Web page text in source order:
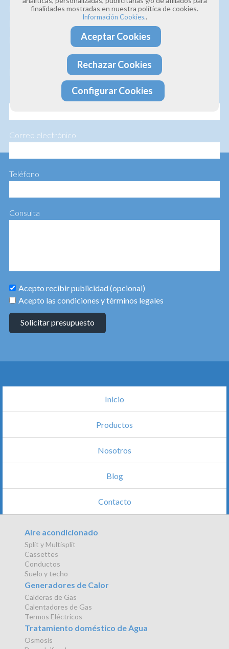
productos y servicios, así que si deseas que te
hagamos un presupuesto personalizado te lo
hacemos sin ningún compromiso.
Profesionalidad · Experiencia · Efectividad
Correo electrónico
Teléfono
Consulta
Acepto recibir publicidad (opcional)
Acepto las condiciones y términos legales
Solicitar presupuesto
Inicio
Productos
Nosotros
Blog
Contacto
Aire acondicionado
Split y Multisplit
Cassettes
Conductos
Suelo y techo
Generadores de Calor
Calderas de Gas
Calentadores de Gas
Termos Eléctricos
Tratamiento doméstico de Agua
Osmosis
finalidades mostradas en nuestra política de cookies.
Información Cookies..
Aceptar Cookies
Rechazar Cookies
Configurar Cookies